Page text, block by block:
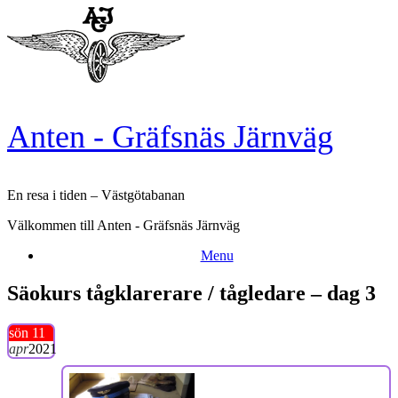
content
Anten - Gräfsnäs Järnväg
En resa i tiden – Västgötabanan
Välkommen till Anten - Gräfsnäs Järnväg
Menu
Säokurs tågklarerare / tågledare – dag 3
sön 11
apr2021